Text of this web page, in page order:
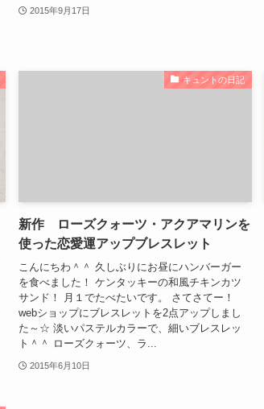
2015年9月17日
キュントの日記
新作 ローズクォーツ・アクアマリンを
使った恋愛運アップブレスレット
こんにちわ＾＾ 久しぶりにお昼にハンバーガー
を食べました！ ケンタッキーの和風チキンカツ
サンド！ 月１でたべたいです。 さてさてー！
webショップにブレスレットを2点アップしまし
た～☆ 淡いパステルカラーで、細いブレスレッ
ト＾＾ ローズクォーツ、ラ...
2015年6月10日